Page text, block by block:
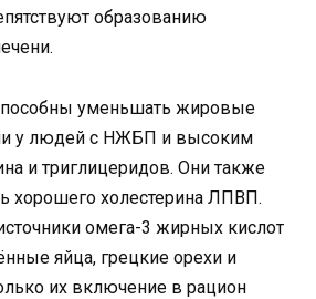
образованию
уменьшать жировые
у людей с НЖБП и высоким
и триглицеридов. Они также
хорошего холестерина ЛПВП.
омега-3 жирных кислот
яйца, грецкие орехи и
их включение в рацион